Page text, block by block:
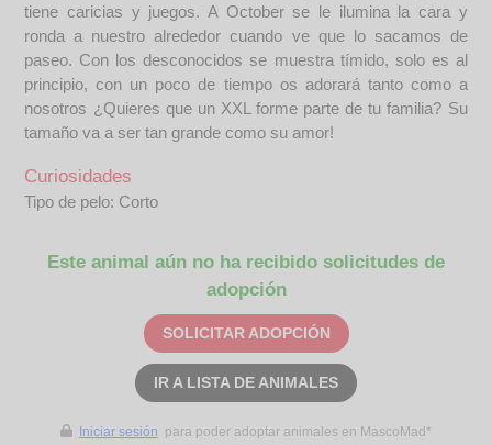
tiene caricias y juegos. A October se le ilumina la cara y
ronda a nuestro alrededor cuando ve que lo sacamos de
paseo. Con los desconocidos se muestra tímido, solo es al
principio, con un poco de tiempo os adorará tanto como a
nosotros ¿Quieres que un XXL forme parte de tu familia? Su
tamaño va a ser tan grande como su amor!
Curiosidades
Tipo de pelo: Corto
Este animal aún no ha recibido solicitudes de
adopción
SOLICITAR ADOPCIÓN
IR A LISTA DE ANIMALES
Iniciar sesión para poder adoptar animales en MascoMad*